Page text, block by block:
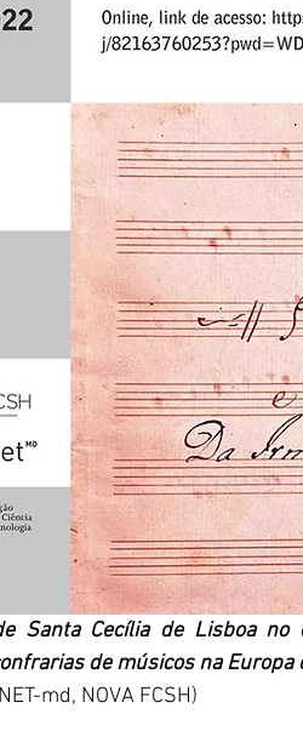
Santa Cecília de Lisboa no
de músicos na Europa
md, NOVA FCSH)